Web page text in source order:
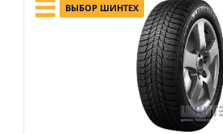
ВЫБОР ШИНТЕХ